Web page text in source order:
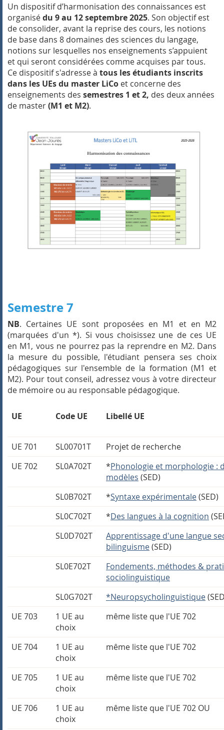
Un dispositif d’harmonisation des connaissances est
organisédu 9 au 12 septembre 2025. Son objectif est
de consolider, avant la reprise des cours, les notions
de base dans 8 domaines des sciences du langage,
notions sur lesquelles nos enseignements s’appuient
et qui seront considérées comme acquises par tous.
Ce dispositif s'adresse à tous les étudiants inscrits
dans les UEs du master LiCo et concerne des
enseignements des semestres 1 et 2, des deux années
de master(M1 et M2).
Semestre 7
NB. Certaines UE sont proposées en M1 et en M2
(marquées d'un *). Si vous choisissez une de ces UE
en M1, vous ne pourrez pas la reprendre en M2. Dans
la mesure du possible, l'étudiant pensera ses choix
pédagogiques sur l'ensemble de la formation (M1 et
M2). Pour tout conseil, adressez vous à votre directeur
de mémoire ou au responsable pédagogique.
UE Code UE Libellé UE
UE 701 SL00701T
Projet de recherche
UE 702
SL0A702T *Phonologie et morphologie :
modèles (SED)
SL0B702T
*Syntaxe expérimentale(SED)
SL0C702T
*Des langues à la cognition
SL0D702T
Apprentissage d'une langue
bilinguisme(SED)
SL0E702T
Fondements, méthodes &
sociolinguistique
SL0G702T
*Neuropsycholinguistique
UE 703
1 UE au
choix
même liste que l'UE 702
UE 704
1 UE au
choix
même liste que l'UE 702
UE 705
1 UE au
choix
même liste que l'UE 702
UE 706
1 UE au
choix
même liste que l'UE 702 OU